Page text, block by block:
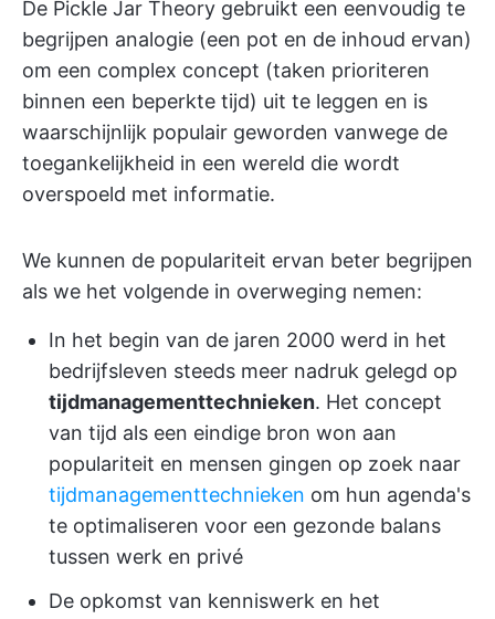
De Pickle Jar Theory gebruikt een eenvoudig te
begrijpen analogie (een pot en de inhoud ervan)
om een complex concept (taken prioriteren
binnen een beperkte tijd) uit te leggen en is
waarschijnlijk populair geworden vanwege de
toegankelijkheid in een wereld die wordt
overspoeld met informatie.
We kunnen de populariteit ervan beter begrijpen
als we het volgende in overweging nemen:
In het begin van de jaren 2000 werd in het
bedrijfsleven steeds meer nadruk gelegd op
tijdmanagementtechnieken. Het concept
van tijd als een eindige bron won aan
populariteit en mensen gingen op zoek naar
tijdmanagementtechnieken om hun agenda's
te optimaliseren voor een gezonde balans
tussen werk en privé
De opkomst van kenniswerk en het